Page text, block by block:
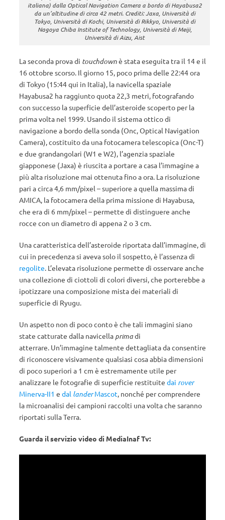
italiana) dalla Optical Navigation Camera a bordo di Hayabusa2
da un’altitudine di circa 42 metri. Crediti: Jaxa, Università di
Tokyo, Università di Kochi, Università di Rikkyo, Università di
Nagoya Chiba Institute of Technology, Università di Meiji,
Università di Aizu, Aist
La seconda prova di touchdownè stata eseguita tra il 14 e il
16 ottobre scorso. Il giorno 15, poco prima delle 22:44 ora
di Tokyo (15:44 qui in Italia), la navicella spaziale
Hayabusa2 ha raggiunto quota 22,3 metri, fotografando
con successo la superficie dell’asteroide scoperto per la
prima volta nel 1999. Usando il sistema ottico di
navigazione a bordo della sonda (Onc, Optical Navigation
Camera), costituito da una fotocamera telescopica (Onc-T)
e due grandangolari (W1 e W2), l’agenzia spaziale
giapponese (Jaxa) è riuscita a portare a casa l’immagine a
più alta risoluzione mai ottenuta fino a ora. La risoluzione
pari a circa 4,6 mm/pixel – superiore a quella massima di
AMICA, la fotocamera della prima missione di Hayabusa,
che era di 6 mm/pixel – permette di distinguere anche
rocce con un diametro di appena 2 o 3 cm.
Una caratteristica dell’asteroide riportata dall’immagine, di
cui in precedenza si aveva solo il sospetto, è l’assenza di
regolite. L’elevata risoluzione permette di osservare anche
una collezione di ciottoli di colori diversi, che porterebbe a
ipotizzare una composizione mista dei materiali di
superficie di Ryugu.
Un aspetto non di poco conto è che tali immagini siano
state catturate dalla navicella primadi
atterrare. Un’immagine talmente dettagliata da consentire
di riconoscere visivamente qualsiasi cosa abbia dimensioni
di poco superiori a 1 cm è estremamente utile per
analizzare le fotografie di superficie restituite dai rover
Minerva-II1 e dal landerMascot, nonché per comprendere
la microanalisi dei campioni raccolti una volta che saranno
riportati sulla Terra.
Guarda il servizio video di MediaInaf Tv: